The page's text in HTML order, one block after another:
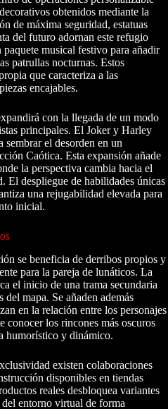
obtenidos mediante la
de máxima seguridad, estatuas
del futuro adornan este refugio
musical festivo para añadir
patrullas nocturnas. Estos
que caracteriza a las
encajables.
con la llegada de un modo
principales. El Joker y Harley
el desorden en un
Caótica. Esta expansión añade
la perspectiva cambia hacia el
El despliegue de habilidades únicas
una rejugabilidad elevada para
inicial.
se beneficia de derribos propios y
para la pareja de lunáticos. La
el inicio de una trama secundaria
mapa. Se añaden además
en la relación entre los personajes
conocer los rincones más oscuros
humorístico y dinámico.
existen colaboraciones
disponibles en tiendas
reales desbloquea variantes
entorno virtual de forma